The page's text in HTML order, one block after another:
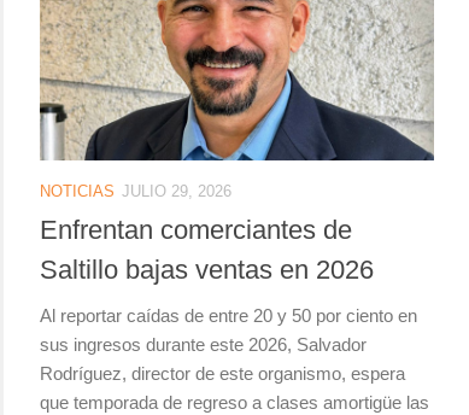
NOTICIAS JULIO 29, 2026
Enfrentan comerciantes de
Saltillo bajas ventas en 2026
Al reportar caídas de entre 20 y 50 por ciento en
sus ingresos durante este 2026, Salvador
Rodríguez, director de este organismo, espera
que temporada de regreso a clases amortigüe las